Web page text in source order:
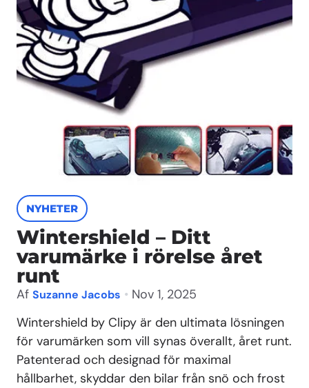
NYHETER
Wintershield – Ditt
varumärke i rörelse året
runt
Af Suzanne Jacobs • Nov 1, 2025
Wintershield by Clipy är den ultimata lösningen
för varumärken som vill synas överallt, året runt.
Patenterad och designad för maximal
hållbarhet, skyddar den bilar från snö och frost